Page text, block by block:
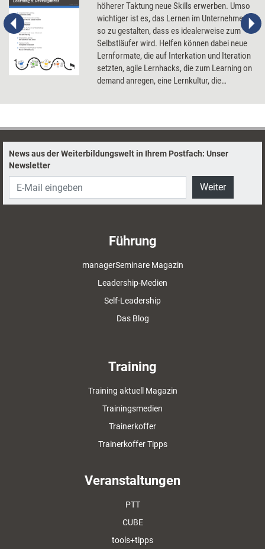
höherer Taktung neue Skills erwerben. Umso
wichtiger ist es, das Lernen im Unternehmen
so zu gestalten, dass es idealerweise zum
Selbstläufer wird. Helfen können dabei neue
Lernformate, die auf Interkation und Iteration
setzten, agile Lernhacks, die zum Learning on
demand anregen, eine Lernkultur, die
fördert und nicht zuletzt KI, die dem Lernen
News aus der Weiterbildungswelt in Ihrem Postfach: Unser
Newsletter
Weiter
Führung
managerSeminare Magazin
Leadership-Medien
Self-Leadership
Das Blog
Training
Training aktuell Magazin
Trainingsmedien
Trainerkoffer
Trainerkoffer Tipps
Veranstaltungen
PTT
CUBE
tools+tipps